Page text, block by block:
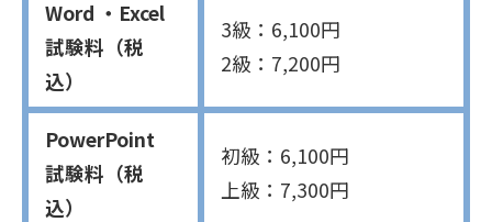
Word ・Excel
試験料（税
込）
3級：6,100円
2級：7,200円
PowerPoint
試験料（税
込）
初級：6,100円
上級：7,300円